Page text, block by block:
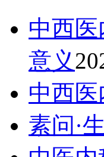
中西
意义
中西
素问·